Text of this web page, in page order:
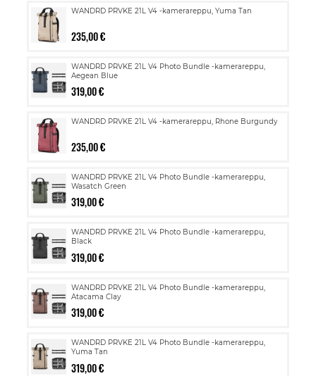
WANDRD PRVKE 21L V4 -kamerareppu, Yuma Tan
235,00 €
WANDRD PRVKE 21L V4 Photo Bundle -kamerareppu,
Aegean Blue
319,00 €
WANDRD PRVKE 21L V4 -kamerareppu, Rhone Burgundy
235,00 €
WANDRD PRVKE 21L V4 Photo Bundle -kamerareppu,
Wasatch Green
319,00 €
WANDRD PRVKE 21L V4 Photo Bundle -kamerareppu,
Black
319,00 €
WANDRD PRVKE 21L V4 Photo Bundle -kamerareppu,
Atacama Clay
319,00 €
WANDRD PRVKE 21L V4 Photo Bundle -kamerareppu,
Yuma Tan
319,00 €